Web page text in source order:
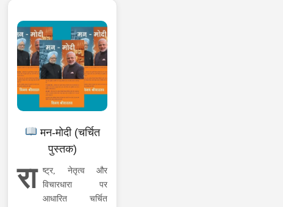
मन-मोदी (चर्चित
पुस्तक)
रा
ष्ट्र, नेतृत्व और
विचारधारा पर
आधारित चर्चित